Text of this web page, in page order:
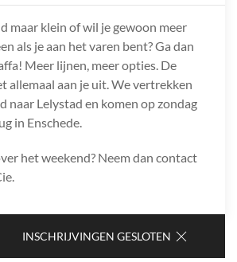
maar klein of wil je gewoon meer
als je aan het varen bent? Ga dan
Meer lijnen, meer opties. De
allemaal aan je uit. We vertrekken
naar Lelystad en komen op zondag
in Enschede.
het weekend? Neem dan contact
INSCHRIJVINGEN GESLOTEN